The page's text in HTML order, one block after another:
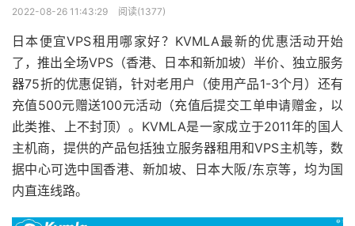
2022-08-26 11:43:29 阅读(1377)
日本便宜VPS租用哪家好？KVMLA最新的优惠活动开始
了，推出全场VPS（香港、日本和新加坡）半价、独立服务
器75折的优惠促销，针对老用户（使用产品1-3个月）还有
充值500元赠送100元活动（充值后提交工单申请赠金，以
此类推、上不封顶）。KVMLA是一家成立于2011年的国人
主机商，提供的产品包括独立服务器租用和VPS主机等，数
据中心可选中国香港、新加坡、日本大阪/东京等，均为国
内直连线路。